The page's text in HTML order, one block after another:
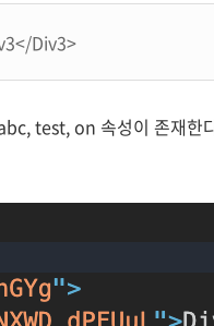
</Div3>
test, on 속성이 존재한